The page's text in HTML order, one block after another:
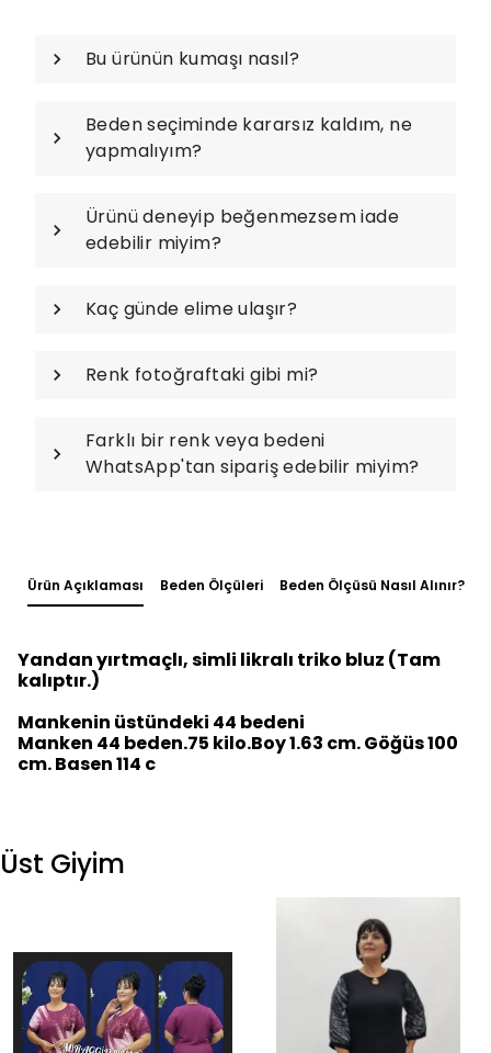
Bu ürünün kumaşı nasıl?
Beden seçiminde kararsız kaldım, ne
yapmalıyım?
Ürünü deneyip beğenmezsem iade
edebilir miyim?
Kaç günde elime ulaşır?
Renk fotoğraftaki gibi mi?
Farklı bir renk veya bedeni
WhatsApp'tan sipariş edebilir miyim?
Ürün Açıklaması Beden Ölçüleri Beden Ölçüsü Nasıl Alınır?
Yandan yırtmaçlı, simli likralı triko bluz (Tam
kalıptır.)
Mankenin üstündeki 44 bedeni
Manken 44 beden.75 kilo.Boy 1.63 cm. Göğüs 100
cm. Basen 114 c
Üst Giyim